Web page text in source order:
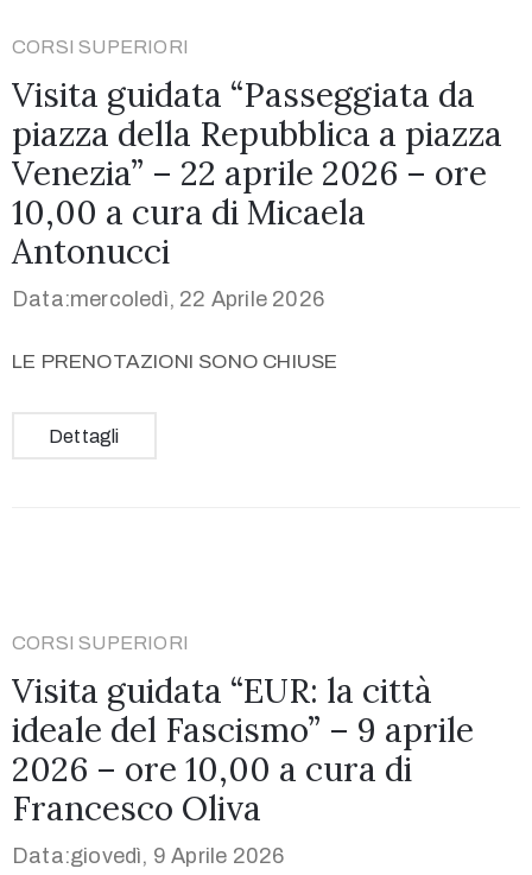
CORSI SUPERIORI
Visita guidata “Passeggiata da
piazza della Repubblica a piazza
Venezia” – 22 aprile 2026 – ore
10,00 a cura di Micaela
Antonucci
Data:mercoledì, 22 Aprile 2026
LE PRENOTAZIONI SONO CHIUSE
Dettagli
CORSI SUPERIORI
Visita guidata “EUR: la città
ideale del Fascismo” – 9 aprile
2026 – ore 10,00 a cura di
Francesco Oliva
Data:giovedì, 9 Aprile 2026